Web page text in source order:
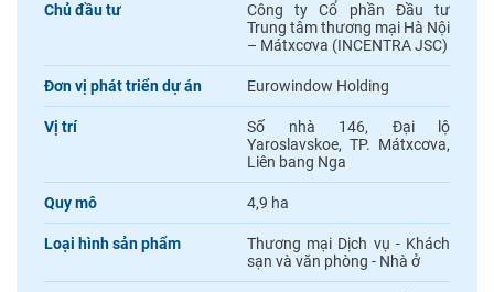
Chủ đầu tư
Công ty Cổ phần Đầu tư
Trung tâm thương mại Hà Nội
– Mátxcơva (INCENTRA JSC)
Đơn vị phát triển dự án Eurowindow Holding
Vị trí
Số nhà 146, Đại lộ
Yaroslavskoe, TP. Mátxcơva,
Liên bang Nga
Quy mô 4,9 ha
Loại hình sản phẩm
Thương mại Dịch vụ - Khách
sạn và văn phòng - Nhà ở